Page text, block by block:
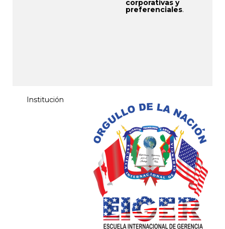
corporativas y
preferenciales.
Institución